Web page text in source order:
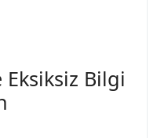
Bilgi